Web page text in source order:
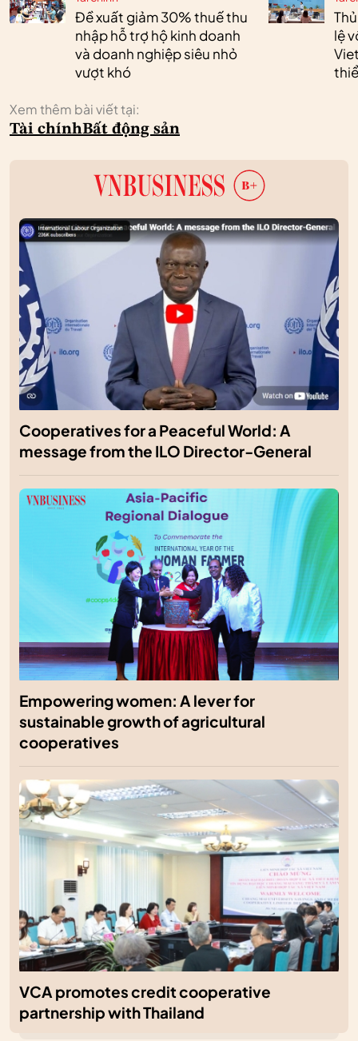
Đề xuất giảm 30% thuế thu
nhập hỗ trợ hộ kinh doanh
và doanh nghiệp siêu nhỏ
vượt khó
lệ
Xem thêm bài viết tại:
Tài chínhBất động sản
Cooperatives for a Peaceful World: A
message from the ILO Director-General
Empowering women: A lever for
sustainable growth of agricultural
cooperatives
VCA promotes credit cooperative
partnership with Thailand